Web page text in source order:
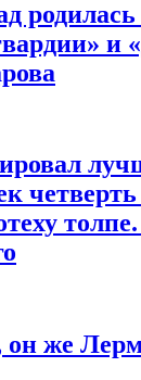
родилась
и
он же